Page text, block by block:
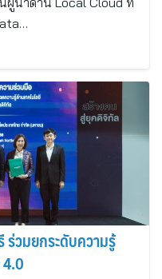
ร่วมยกระดับความรู้